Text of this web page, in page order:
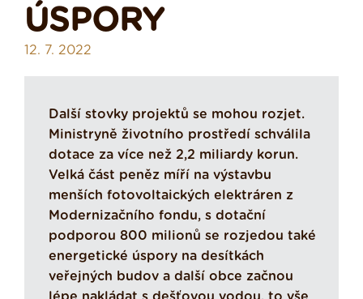
ÚSPORY
12. 7. 2022
Další stovky projektů se mohou rozjet.
Ministryně životního prostředí schválila
dotace za více než 2,2 miliardy korun.
Velká část peněz míří na výstavbu
menších fotovoltaických elektráren z
Modernizačního fondu, s dotační
podporou 800 milionů se rozjedou také
energetické úspory na desítkách
veřejných budov a další obce začnou